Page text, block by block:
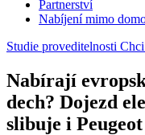
Partnerství
Nabíjení mimo
Studie proveditelnosti
Nabírají
dech? Dojezd
slibuje i Peugeot